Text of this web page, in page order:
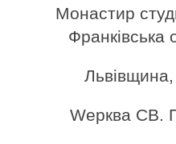
Монастир
Франківська
Wерква СВ.